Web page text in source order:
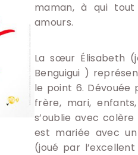
maman, à qui
amours.
La sœur Élisabeth
Benguigui )
le point 6. Dévouée
frère, mari,
s’oublie avec
est mariée avec
(joué par